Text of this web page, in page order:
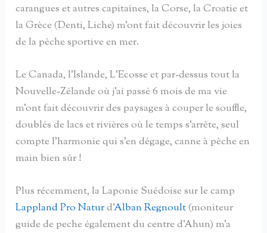
carangues et autres capitaines, la Corse, la Croatie et
la Grèce (Denti, Liche) m’ont fait découvrir les joies
de la pêche sportive en mer.
Le Canada, l’Islande, L’Ecosse et par-dessus tout la
Nouvelle-Zélande où j’ai passé 6 mois de ma vie
m’ont fait découvrir des paysages à couper le souffle,
doublés de lacs et rivières où le temps s’arrête, seul
compte l’harmonie qui s’en dégage, canne à pêche en
main bien sûr !
Plus récemment, la Laponie Suédoise sur le camp
Lappland Pro Naturd’Alban Regnoult(moniteur
guide de peche également du centre d'Ahun) m'a